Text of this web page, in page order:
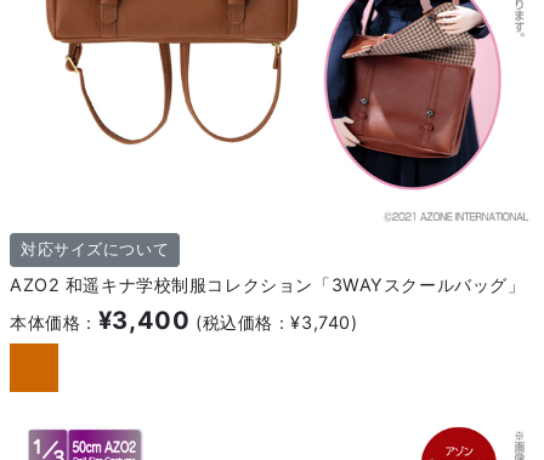
対応サイズについて
AZO2 和遥キナ学校制服コレクション「3WAYスクールバッグ」
本体価格： ¥3,400 (税込価格：¥3,740)